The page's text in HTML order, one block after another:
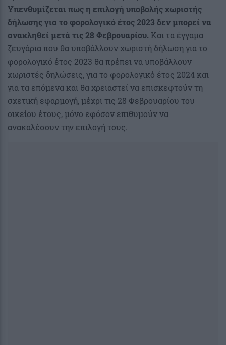
Υπενθυμίζεται πως η επιλογή υποβολής χωριστής
δήλωσης για το φορολογικό έτος 2023 δεν μπορεί να
ανακληθεί μετά τις 28 Φεβρουαρίου. Και τα έγγαμα
ζευγάρια που θα υποβάλλουν χωριστή δήλωση για το
φορολογικό έτος 2023 θα πρέπει να υποβάλλουν
χωριστές δηλώσεις, για το φορολογικό έτος 2024 και
για τα επόμενα και θα χρειαστεί να επισκεφτούν τη
σχετική εφαρμογή, μέχρι τις 28 Φεβρουαρίου του
οικείου έτους, μόνο εφόσον επιθυμούν να
ανακαλέσουν την επιλογή τους.